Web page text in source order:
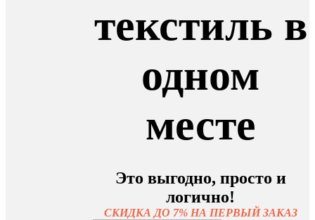
текстиль в
одном
месте
Это выгодно, просто и
логично!
СКИДКА ДО 7% НА ПЕРВЫЙ ЗАКАЗ